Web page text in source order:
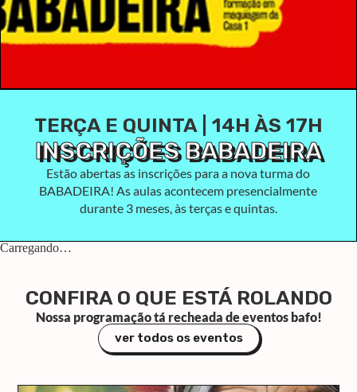
TERÇA E QUINTA | 14H ÀS 17H
INSCRIÇÕES BABADEIRA
Estão abertas as inscrições para a nova turma do
BABADEIRA! As aulas acontecem presencialmente
durante 3 meses, às terças e quintas.
Carregando…
CONFIRA O QUE ESTÁ ROLANDO
Nossa programação tá recheada de eventos bafo!
ver todos os eventos